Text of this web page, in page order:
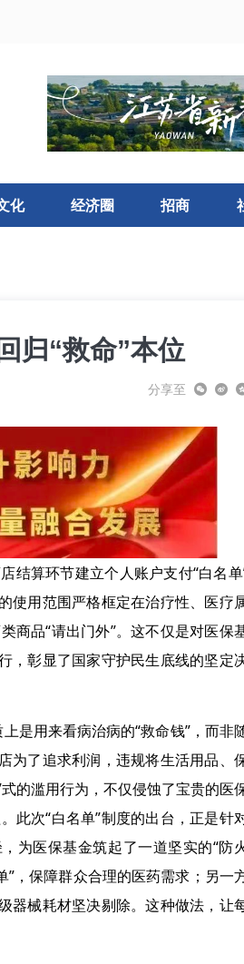
化 经济圈 招商
归“救命”本位
分享至
结算环节建立个人账户支付“白名单
使用范围严格框定在治疗性、医疗
商品“请出门外”。这不仅是对医保
，彰显了国家守护民生底线的坚定
是用来看病治病的“救命钱”，而非
为了追求利润，违规将生活用品、
的滥用行为，不仅侵蚀了宝贵的医
此次“白名单”制度的出台，正是针
为医保基金筑起了一道坚实的“防
”，保障群众合理的医药需求；另一
器械耗材坚决剔除。这种做法，让